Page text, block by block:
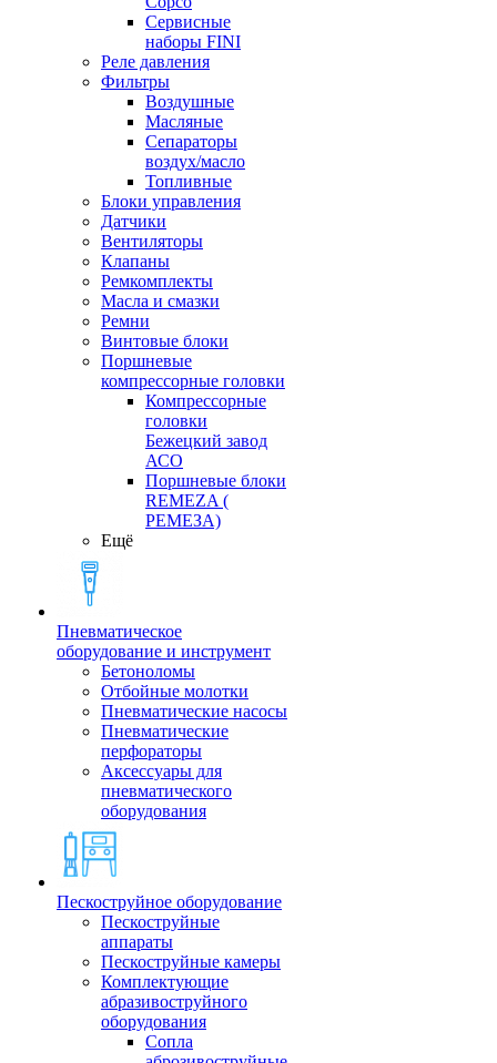
Сервисные
наборы FINI
Реле давления
Фильтры
Воздушные
Масляные
Сепараторы
воздух/масло
Топливные
Блоки управления
Датчики
Вентиляторы
Клапаны
Ремкомплекты
Масла и смазки
Ремни
Винтовые блоки
Поршневые
компрессорные головки
Компрессорные
головки
Бежецкий завод
АСО
Поршневые блоки
REMEZA (
РЕМЕЗА)
Ещё
Пневматическое
оборудование и инструмент
Бетоноломы
Отбойные молотки
Пневматические насосы
Пневматические
перфораторы
Аксессуары для
пневматического
оборудования
Пескоструйное оборудование
Пескоструйные
аппараты
Пескоструйные камеры
Комплектующие
абразивоструйного
оборудования
Сопла